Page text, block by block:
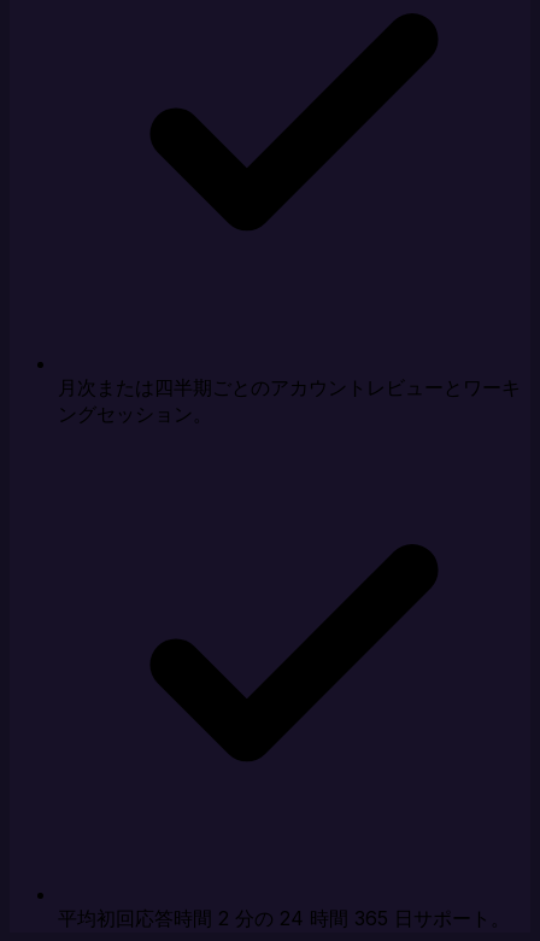
月次または四半期ごとのアカウントレビューとワーキ
ングセッション。
平均初回応答時間 2 分の 24 時間 365 日サポート。